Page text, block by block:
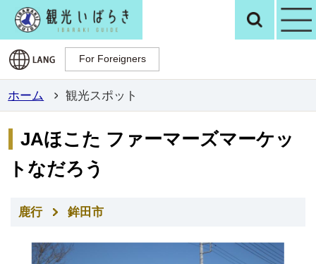
観光いばらき検
For Foreigners
For Foreigners
ホーム 観光スポット
JAほこた ファーマーズマーケッ
トなだろう
鹿行 鉾田市